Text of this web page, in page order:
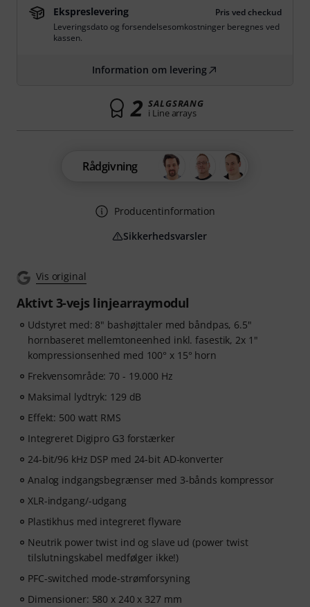
Vis original
Aktivt 3-vejs linjearraymodul
Udstyret med: 8" bashøjttaler med båndpas, 6.5"
hornbaseret mellemtoneenhed inkl. fasestik, 2x 1"
kompressionsenhed med 100° x 15° horn
Frekvensområde: 70 - 19.000 Hz
Maksimal lydtryk: 129 dB
Effekt: 500 watt RMS
Integreret Digipro G3 forstærker
24-bit/96 kHz DSP med 24-bit AD-konverter
Analog indgangsbegrænser med 3-bånds kompressor
XLR-indgang/-udgang
Plastikhus med integreret flyware
Neutrik power twist ind og slave ud (power twist
tilslutningskabel medfølger ikke!)
PFC-switched mode-strømforsyning
Dimensioner: 580 x 240 x 327 mm
Ekspreslevering
Pris ved checkud
Leveringsdato og forsendelsesomkostninger beregnes ved
kassen.
Information om levering
2 SALGSRANG
i Line arrays
Rådgivning
Producentinformation
Sikkerhedsvarsler